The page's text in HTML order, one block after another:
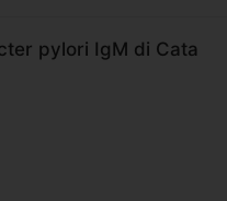
pylori IgM di Cata